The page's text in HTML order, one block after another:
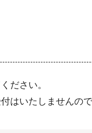
ださい。
はいたしませんの